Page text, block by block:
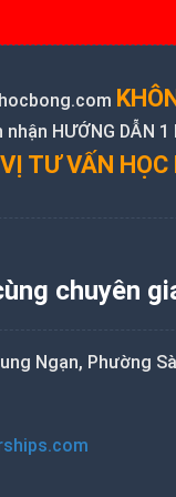
nhận HƯỚNG DẪN
TƯ VẤN
chuyên
Ngạn, Phường